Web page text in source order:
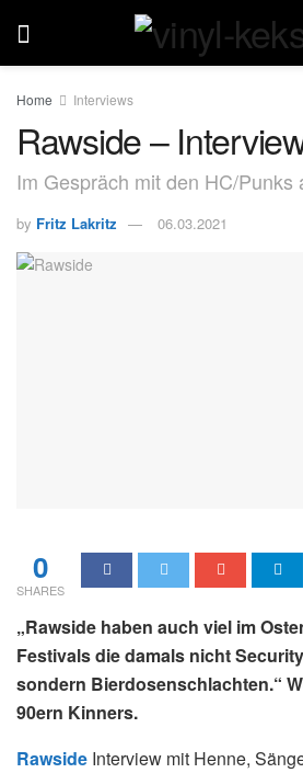
Home Interviews
Rawside –
Im Gespräch mit den HC/Punks
by Fritz Lakritz 06.03.2021
0
SHARES
„Rawside haben auch viel im
Festivals die damals nicht
sondern Bierdosenschlachten.“
90ern Kinners.
Rawside Interview mit Henne,